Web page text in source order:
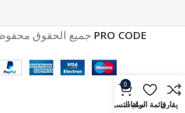
PRO CODE جميع الحقوق
يقارنقائمة الرغبات
0
سلة التسوق